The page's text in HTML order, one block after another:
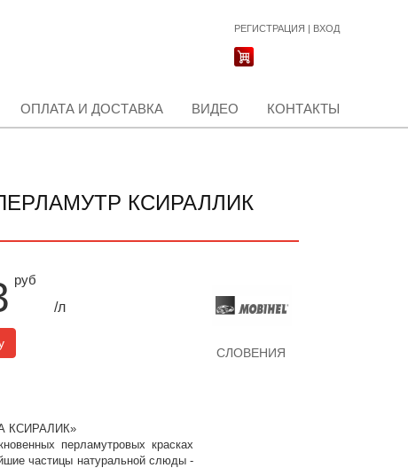
РЕГИСТРАЦИЯ | ВХОД
ОПЛАТА И ДОСТАВКА ВИДЕО КОНТАКТЫ
КСИРАЛЛИК
руб
/л
КСИРАЛИК»
перламутровых красках
частицы натуральной слюды -
СЛОВЕНИЯ